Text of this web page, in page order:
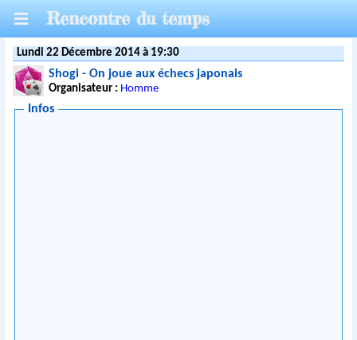
Rencontre du temps
Lundi 22 Décembre 2014 à 19:30
Shogi - On joue aux échecs japonais
Organisateur : Homme
Infos